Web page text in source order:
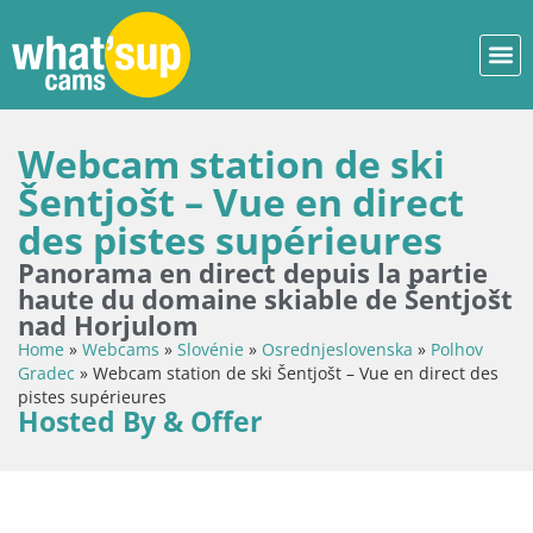
Webcam station de ski
Šentjošt – Vue en direct
des pistes supérieures
Panorama en direct depuis la partie
haute du domaine skiable de Šentjošt
nad Horjulom
Home » Webcams » Slovénie » Osrednjeslovenska » Polhov
Gradec » Webcam station de ski Šentjošt – Vue en direct des
pistes supérieures
Hosted By & Offer